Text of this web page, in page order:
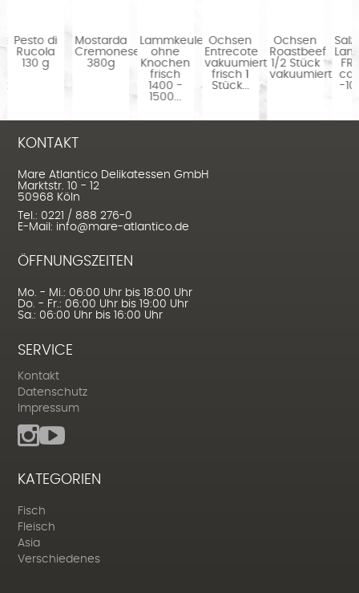
Pesto di
Rucola
130 g
Mostarda
Cremonese
380g
Lammkeule
ohne
Knochen
frisch
1400 -
1500...
Ochsen
Entrecote
vakuumiert
frisch 1
Stück...
Ochsen
Roastbeef
1/2 Stück
vakuumiert...ca.
-
KONTAKT
Mare Atlantico Delikatessen GmbH
Marktstr. 10 - 12
50968 Köln
Tel.: 0221 / 888 276-0
E-Mail: info@mare-atlantico.de
ÖFFNUNGSZEITEN
Mo. - Mi.: 06:00 Uhr bis 18:00 Uhr
Do. - Fr.: 06:00 Uhr bis 19:00 Uhr
Sa.: 06:00 Uhr bis 16:00 Uhr
SERVICE
Kontakt
Datenschutz
Impressum
KATEGORIEN
Fisch
Fleisch
Asia
Verschiedenes